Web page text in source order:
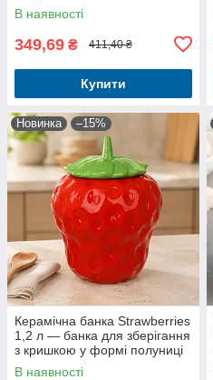
В наявності
349,69 ₴ 411,40 ₴
Купити
Новинка –15%
Керамічна банка Strawberries
1,2 л — банка для зберігання
з кришкою у формі полуниці
для кухні
В наявності